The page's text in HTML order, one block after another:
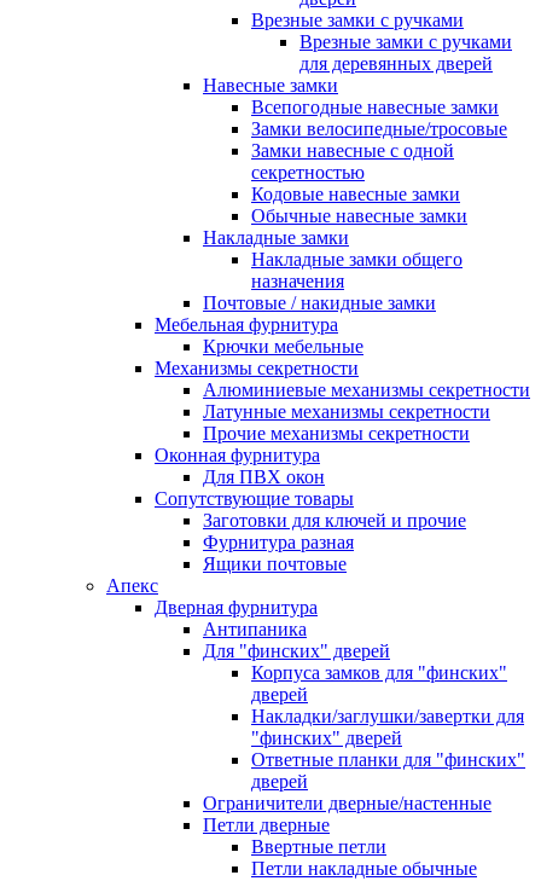
Врезные замки с ручками
Врезные замки с ручками
для деревянных дверей
Навесные замки
Всепогодные навесные замки
Замки велосипедные/тросовые
Замки навесные с одной
секретностью
Кодовые навесные замки
Обычные навесные замки
Накладные замки
Накладные замки общего
назначения
Почтовые / накидные замки
Мебельная фурнитура
Крючки мебельные
Механизмы секретности
Алюминиевые механизмы секретности
Латунные механизмы секретности
Прочие механизмы секретности
Оконная фурнитура
Для ПВХ окон
Сопутствующие товары
Заготовки для ключей и прочие
Фурнитура разная
Ящики почтовые
Апекс
Дверная фурнитура
Антипаника
Для "финских" дверей
Корпуса замков для "финских"
дверей
Накладки/заглушки/завертки для
"финских" дверей
Ответные планки для "финских"
дверей
Ограничители дверные/настенные
Петли дверные
Ввертные петли
Петли накладные обычные